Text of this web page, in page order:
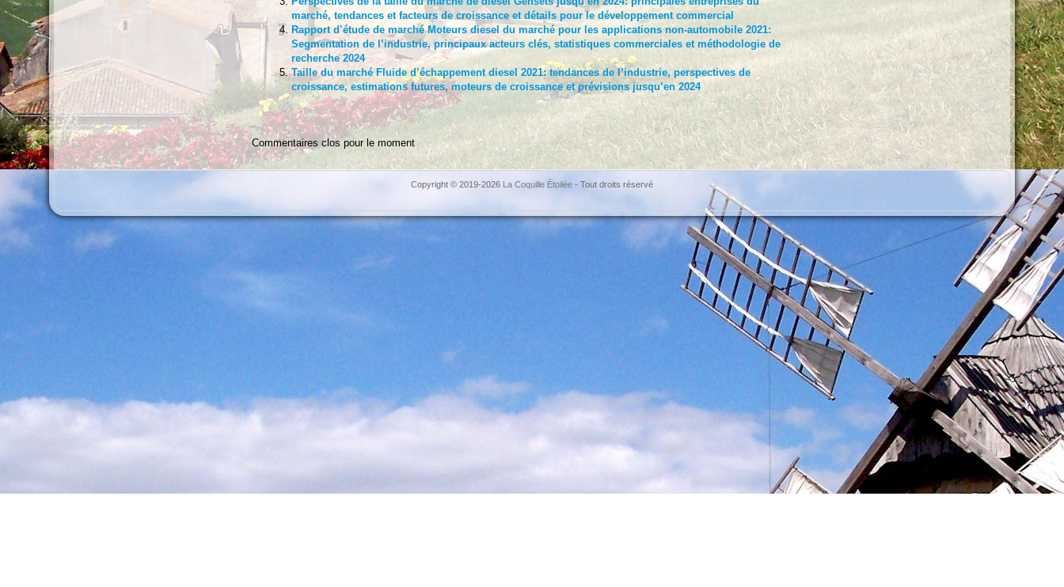
marché, tendances et facteurs de croissance et détails pour le développement commercial
Rapport d’étude de marché Moteurs diesel du marché pour les applications non-automobile 2021:
Segmentation de l’industrie, principaux acteurs clés, statistiques commerciales et méthodologie de
recherche 2024
Taille du marché Fluide d’échappement diesel 2021: tendances de l’industrie, perspectives de
croissance, estimations futures, moteurs de croissance et prévisions jusqu’en 2024
Commentaires clos pour le moment
Copyright © 2019-2026 La Coquille Étoilée - Tout droits réservé